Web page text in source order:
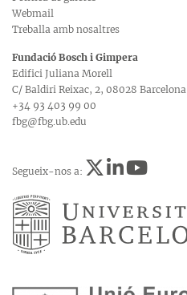
Webmail
Treballa amb nosaltres
Fundació Bosch i Gimpera
Edifici Juliana Morell
C/ Baldiri Reixac, 2, 08028 Barcelona
+34 93 403 99 00
fbg@fbg.ub.edu
Segueix-nos a: